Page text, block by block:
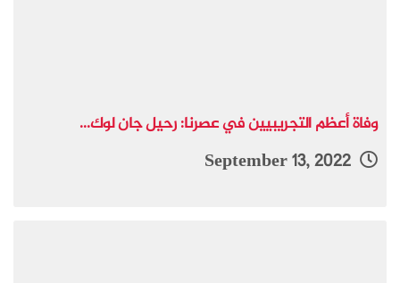
وفاة أعظم التجريبيين في عصرنا: رحيل جان لوك...